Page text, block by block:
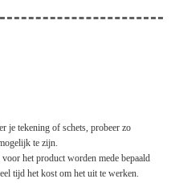
je tekening of schets, probeer zo
te zijn.
het product worden mede bepaald
tijd het kost om het uit te werken.